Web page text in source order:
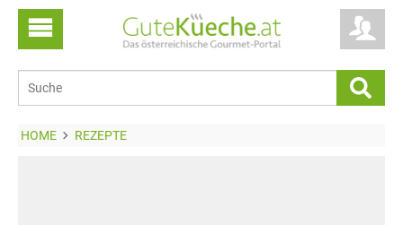
HOME REZEPTE